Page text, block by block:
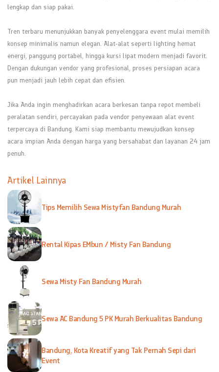
lengkap dan siap pakai.
Tren terbaru menunjukkan banyak penyelenggara event mulai memilih
konsep minimalis namun elegan. Alat-alat seperti lighting hemat
energi, panggung portabel, hingga kursi lipat modern menjadi favorit.
Dengan dukungan vendor yang profesional, proses persiapan acara
pun menjadi jauh lebih cepat dan efisien.
Jika Anda ingin menghadirkan acara berkesan tanpa repot membeli
peralatan sendiri, percayakan pada vendor penyewaan alat event
terpercaya di Bandung. Kami siap membantu mewujudkan konsep
acara impian Anda dengan harga yang bersahabat dan layanan 24 jam
penuh.
Artikel Lainnya
Tips Memilih Sewa Mistyfan Bandung Murah
Rental Kipas EMbun / Misty Fan Bandung
Sewa Misty Fan Bandung Murah
Sewa AC Bandung 5 PK Murah Berkualitas Bandung
Bandung, Kota Kreatif yang Tak Pernah Sepi dari
Event